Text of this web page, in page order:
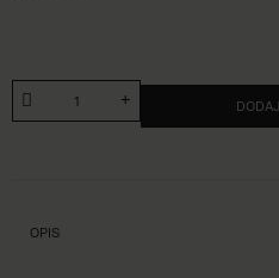
OPIS